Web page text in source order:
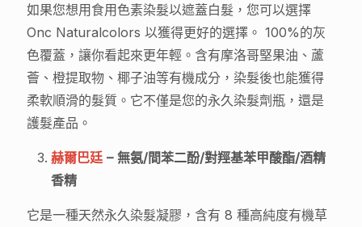
如果您想用食用色素染髮以遮蓋白髮，您可以選擇
Onc Naturalcolors 以獲得更好的選擇。 100%的灰
色覆蓋，讓你看起來更年輕。含有摩洛哥堅果油、蘆
薈、橙提取物、椰子油等有機成分，染髮後也能獲得
柔軟順滑的髮質。它不僅是您的永久染髮劑瓶，還是
護髮產品。
赫爾巴廷 – 無氨/間苯二酚/對羥基苯甲酸酯/酒精
香精
它是一種天然永久染髮凝膠，含有 8 種高純度有機草